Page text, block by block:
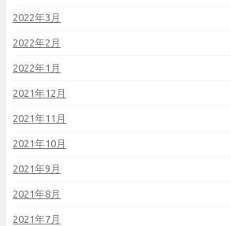
2022年3月
2022年2月
2022年1月
2021年12月
2021年11月
2021年10月
2021年9月
2021年8月
2021年7月